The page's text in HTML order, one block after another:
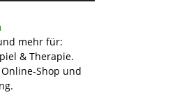
mehr für:
& Therapie.
Shop und